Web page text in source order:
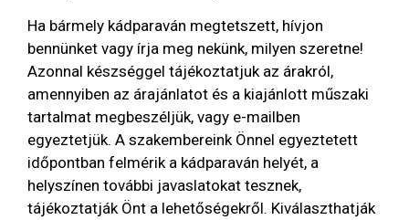
Ha bármely kádparaván megtetszett, hívjon
bennünket vagy írja meg nekünk, milyen szeretne!
Azonnal készséggel tájékoztatjuk az árakról,
amennyiben az árajánlatot és a kiajánlott műszaki
tartalmat megbeszéljük, vagy e-mailben
egyeztetjük. A szakembereink Önnel egyeztetett
időpontban felmérik a kádparaván helyét, a
helyszínen további javaslatokat tesznek,
tájékoztatják Önt a lehetőségekről. Kiválaszthatják